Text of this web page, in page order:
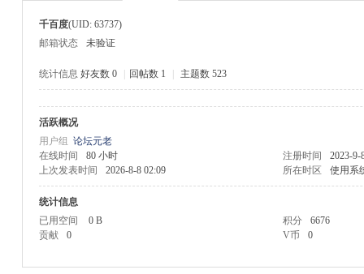
千百度(UID: 63737)
邮箱状态
未验证
统计信息 好友数 0 回帖数 1 主题数 523
活跃概况
用户组 论坛元老
在线时间
80 小时 注册时间
2023-9-
上次发表时间
2026-8-8 02:09 所在时区 使用系
统计信息
已用空间
0 B 积分
6676
贡献
0 V币 0